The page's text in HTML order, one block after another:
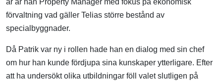
år är han Property Manager med fokus på ekonomisk
förvaltning vad gäller Telias större bestånd av
specialbyggnader.
Då Patrik var ny i rollen hade han en dialog med sin chef
om hur han kunde fördjupa sina kunskaper ytterligare. Efter
att ha undersökt olika utbildningar föll valet slutligen på